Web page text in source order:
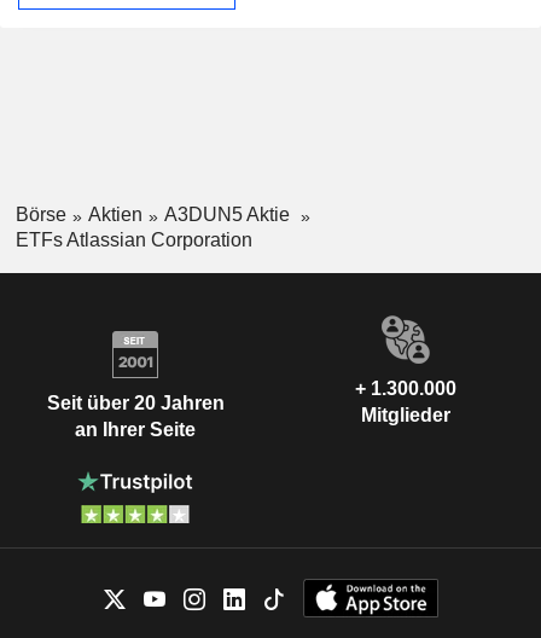
Börse Aktien
A3DUN5 Aktie
ETFs Atlassian Corporation
Seit über 20 Jahren
an Ihrer Seite
+ 1.300.000
Mitglieder